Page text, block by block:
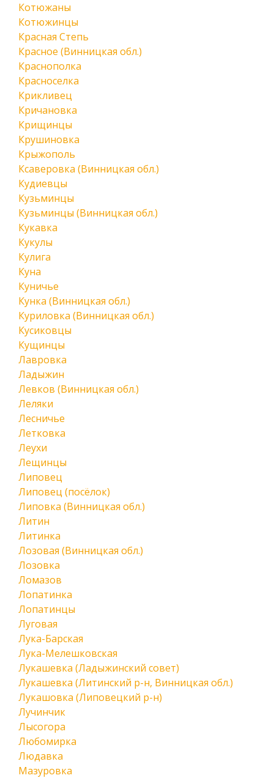
Котюжаны
Котюжинцы
Красная Степь
Красное (Винницкая обл.)
Краснополка
Красноселка
Крикливец
Кричановка
Крищинцы
Крушиновка
Крыжополь
Ксаверовка (Винницкая обл.)
Кудиевцы
Кузьминцы
Кузьминцы (Винницкая обл.)
Кукавка
Кукулы
Кулига
Куна
Куничье
Кунка (Винницкая обл.)
Куриловка (Винницкая обл.)
Кусиковцы
Кущинцы
Лавровка
Ладыжин
Левков (Винницкая обл.)
Леляки
Лесничье
Летковка
Леухи
Лещинцы
Липовец
Липовец (посёлок)
Липовка (Винницкая обл.)
Литин
Литинка
Лозовая (Винницкая обл.)
Лозовка
Ломазов
Лопатинка
Лопатинцы
Луговая
Лука-Барская
Лука-Мелешковская
Лукашевка (Ладыжинский совет)
Лукашевка (Литинский р-н, Винницкая обл.)
Лукашовка (Липовецкий р-н)
Лучинчик
Лысогора
Любомирка
Людавка
Мазуровка